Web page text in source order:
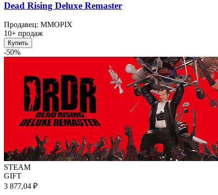
Dead Rising Deluxe Remaster
Продавец: MMOPIX
10+ продаж
Купить
-50%
STEAM
GIFT
3 877,04 ₽